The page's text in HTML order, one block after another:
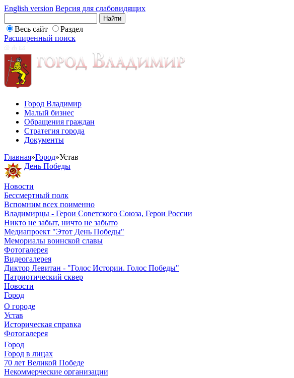
English version Версия для слабовидящих
Весь сайт
Раздел
Расширенный поиск
Город Владимир
Малый бизнес
Обращения граждан
Стратегия города
Документы
Главная»Город»Устав
День Победы
Новости
Бессмертный полк
Вспомним всех поименно
Владимирцы - Герои Советского Союза, Герои России
Никто не забыт, ничто не забыто
Медиапроект "Этот День Победы"
Мемориалы воинской славы
Фотогалерея
Видеогалерея
Диктор Левитан - "Голос Истории. Голос Победы"
Патриотический сквер
Новости
Город
О городе
Устав
Историческая справка
Фотогалерея
Город
Город в лицах
70 лет Великой Победе
Некоммерческие организации